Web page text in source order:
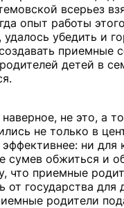
всерьез
опыт работы
удалось убедить и
приемные
детей в
не это, а
не только в
ни для
сумев обжиться и
что приемные
от государства
родители